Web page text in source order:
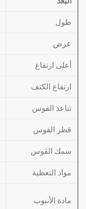
طول
عرض
أعلى ارتفاع
ارتفاع الكتف
تباعد القوس
قطر القوس
سمك القوس
مواد التغطية
مادة الأنبوب